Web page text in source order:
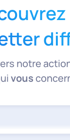
notre
vous